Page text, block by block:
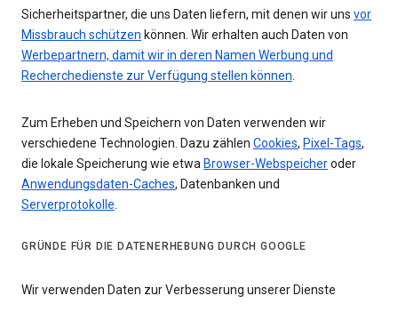
Sicherheitspartner, die uns Daten liefern, mit denen wir uns vor
Missbrauch schützen können. Wir erhalten auch Daten von
Werbepartnern, damit wir in deren Namen Werbung und
Recherchedienste zur Verfügung stellen können.
Zum Erheben und Speichern von Daten verwenden wir
verschiedene Technologien. Dazu zählen Cookies, Pixel-Tags,
die lokale Speicherung wie etwa Browser-Webspeicheroder
Anwendungsdaten-Caches, Datenbanken und
Serverprotokolle.
GRÜNDE FÜR DIE DATENERHEBUNG DURCH GOOGLE
Wir verwenden Daten zur Verbesserung unserer Dienste